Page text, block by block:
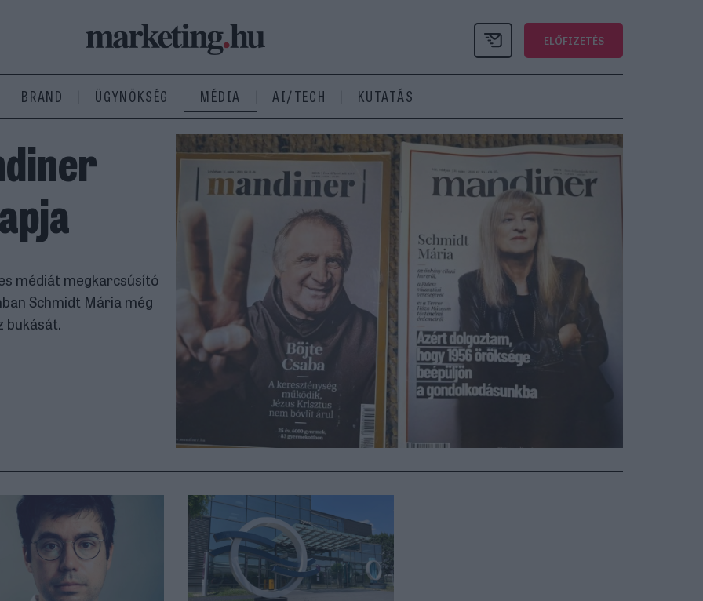
ELŐFIZETÉS
BRAND ÜGYNÖKSÉG MÉDIA AI/TECH KUTATÁS
médiát megkarcsúsító
Schmidt Mária még
bukását.